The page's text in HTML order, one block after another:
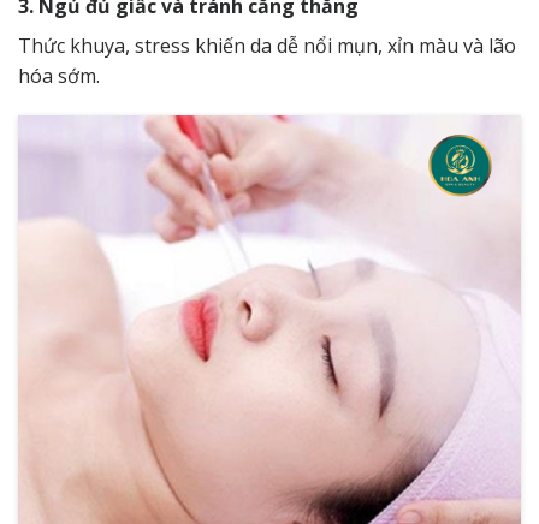
3. Ngủ đủ giấc và tránh căng thẳng
Thức khuya, stress khiến da dễ nổi mụn, xỉn màu và lão
hóa sớm.